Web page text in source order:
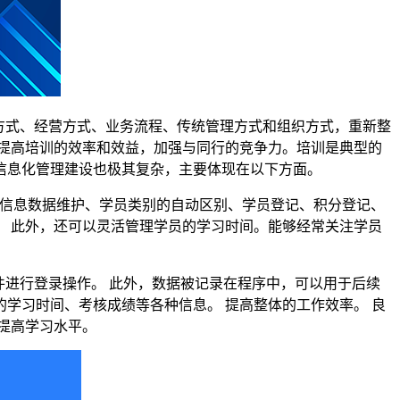
、经营方式、业务流程、传统管理方式和组织方式，重新整
培训的效率和效益，加强与同行的竞争力。 培训 是典型的
化管理建设也极其复杂，主要体现在以下方面。
数据维护、学员类别的自动区别、学员登记、积分登记、
此外，还可以灵活管理学员的学习时间。能够经常关注学员
行登录操作。
此外，数据被记录在程序中，可以用于后续
学习时间、 考核成绩等各种信息。
提高整体的工作效率。 良
高学习水平。